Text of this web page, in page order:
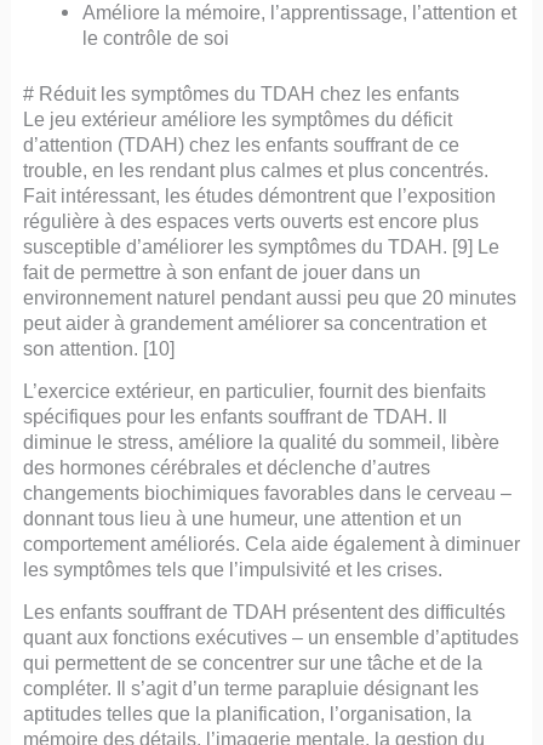
Améliore la mémoire, l’apprentissage, l’attention et
le contrôle de soi
# Réduit les symptômes du TDAH chez les enfants
Le jeu extérieur améliore les symptômes du déficit
d’attention (TDAH) chez les enfants souffrant de ce
trouble, en les rendant plus calmes et plus concentrés.
Fait intéressant, les études démontrent que l’exposition
régulière à des espaces verts ouverts est encore plus
susceptible d’améliorer les symptômes du TDAH. [9] Le
fait de permettre à son enfant de jouer dans un
environnement naturel pendant aussi peu que 20 minutes
peut aider à grandement améliorer sa concentration et
son attention. [10]
L’exercice extérieur, en particulier, fournit des bienfaits
spécifiques pour les enfants souffrant de TDAH. Il
diminue le stress, améliore la qualité du sommeil, libère
des hormones cérébrales et déclenche d’autres
changements biochimiques favorables dans le cerveau –
donnant tous lieu à une humeur, une attention et un
comportement améliorés. Cela aide également à diminuer
les symptômes tels que l’impulsivité et les crises.
Les enfants souffrant de TDAH présentent des difficultés
quant aux fonctions exécutives – un ensemble d’aptitudes
qui permettent de se concentrer sur une tâche et de la
compléter. Il s’agit d’un terme parapluie désignant les
aptitudes telles que la planification, l’organisation, la
mémoire des détails, l’imagerie mentale, la gestion du